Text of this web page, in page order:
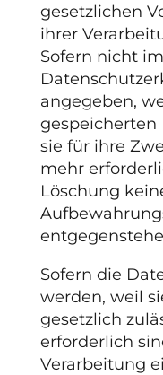
gesetzlichen
ihrer
Sofern nicht
angegeben,
gespeicherten
sie für ihre
mehr
Löschung
Sofern die
werden, weil
gesetzlich
erforderlich
Verarbeitung